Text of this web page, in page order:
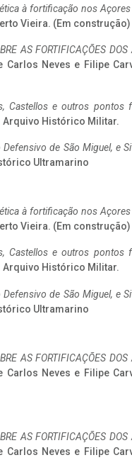
à fortificação nos
Vieira. (Em construção)
AS FORTIFICAÇÕES
Carlos Neves e Filipe
Castellos e outros pontos
Arquivo Histórico Militar.
de São Miguel, e
Ultramarino
à fortificação nos
Vieira. (Em construção)
Castellos e outros pontos
Arquivo Histórico Militar.
de São Miguel, e
Ultramarino
AS FORTIFICAÇÕES
Carlos Neves e Filipe
AS FORTIFICAÇÕES
Carlos Neves e Filipe